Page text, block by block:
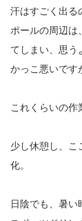
汗はすごく出る
ポールの周辺は
てしまい、思う
かっこ悪いです
これくらいの作
少し休憩し、こ
化。
日陰でも、暑い